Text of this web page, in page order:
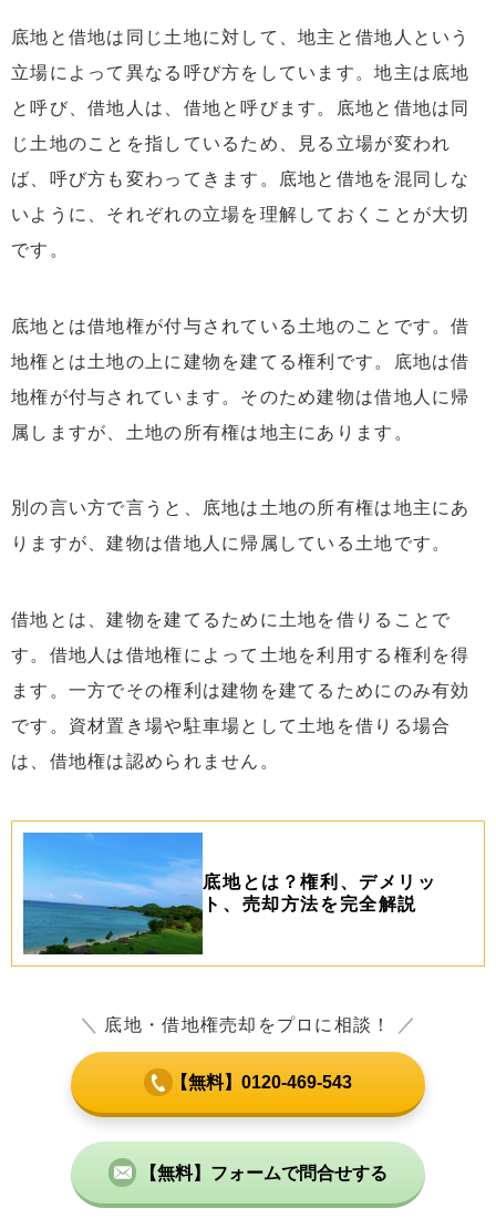
4.4 抵当権抹消登記
5まとめ
底地と借地は同じ土地に対して、地主と借地人という
立場によって異なる呼び方をしています。地主は底地
と呼び、借地人は、借地と呼びます。底地と借地は同
じ土地のことを指しているため、見る立場が変われ
ば、呼び方も変わってきます。底地と借地を混同しな
いように、それぞれの立場を理解しておくことが大切
です。
底地とは借地権が付与されている土地のことです。借
地権とは土地の上に建物を建てる権利です。底地は借
地権が付与されています。そのため建物は借地人に帰
属しますが、土地の所有権は地主にあります。
別の言い方で言うと、底地は土地の所有権は地主にあ
りますが、建物は借地人に帰属している土地です。
借地とは、建物を建てるために土地を借りることで
す。借地人は借地権によって土地を利用する権利を得
ます。一方でその権利は建物を建てるためにのみ有効
です。資材置き場や駐車場として土地を借りる場合
は、借地権は認められません。
底地とは？権利、デメリッ
ト、売却方法を完全解説
＼ 底地・借地権売却をプロに相談！ ／
【無料】0120-469-543
【無料】フォームで問合せする